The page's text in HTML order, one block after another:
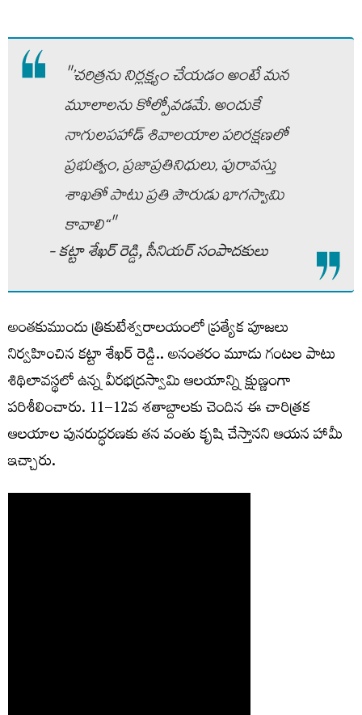
"’చరిత్రను నిర్లక్ష్యం చేయడం అంటే మన
మూలాలను కోల్పోవడమే. అందుకే
నాగులపహాడ్ శివాలయాల పరిరక్షణలో
ప్రభుత్వం, ప్రజాప్రతినిధులు, పురావస్తు
శాఖతో పాటు ప్రతి పౌరుడు భాగస్వామి
కావాలి‘‘"
- కట్టా శేఖర్‌ రెడ్డి, సీనియర్‌ సంపాదకులు
అంతకుముందు త్రికుటేశ్వరాలయంలో ప్రత్యేక పూజలు
నిర్వహించిన కట్టా శేఖర్ రెడ్డి.. అనంతరం మూడు గంటల పాటు
శిథిలావస్థలో ఉన్న వీరభద్రస్వామి ఆలయాన్ని క్షుణ్ణంగా
పరిశీలించారు. 11–12వ శతాబ్దాలకు చెందిన ఈ చారిత్రక
ఆలయాల పునరుద్ధరణకు తన వంతు కృషి చేస్తానని ఆయన హామీ
ఇచ్చారు.